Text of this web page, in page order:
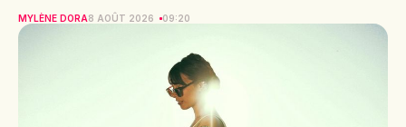
MYLÈNE DORA8 AOÛT 2026 09:20